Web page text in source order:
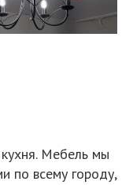
фасадов
для